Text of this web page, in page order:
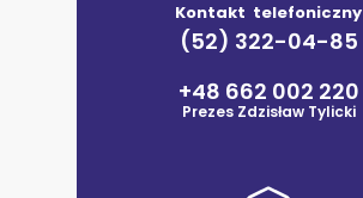
Kontakt telefoniczny
(52) 322-04-85
+48 662 002 220
Prezes Zdzisław Tylicki